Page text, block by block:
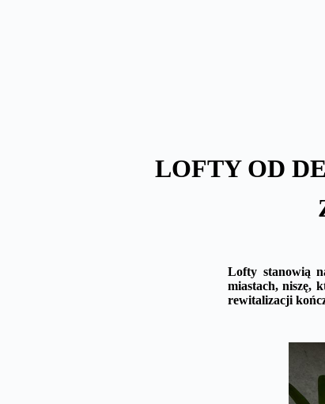
LOFTY OD
Lofty stanowią
miastach, niszę,
rewitalizacji